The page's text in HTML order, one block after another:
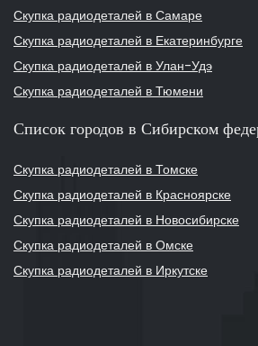
Скупка радиодеталей в Самаре
Скупка радиодеталей в Екатеринбурге
Скупка радиодеталей в Улан-Удэ
Скупка радиодеталей в Тюмени
Список городов в Сибирском
Скупка радиодеталей в Томске
Скупка радиодеталей в Красноярске
Скупка радиодеталей в Новосибирске
Скупка радиодеталей в Омске
Скупка радиодеталей в Иркутске